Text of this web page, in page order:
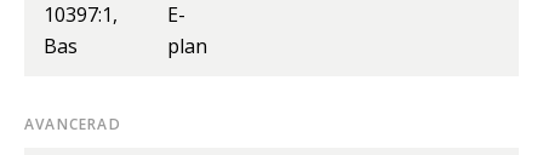
10397:1,
Bas
E-
plan
AVANCERAD